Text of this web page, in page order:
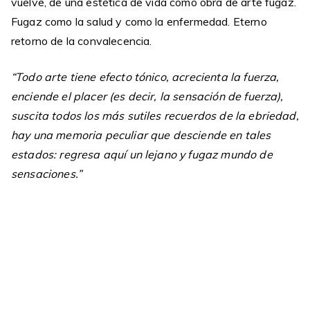
Fugaz como la salud y como la enfermedad. Eterno
retorno de la convalecencia.
“Todo arte tiene efecto tónico, acrecienta la fuerza,
enciende el placer (es decir, la sensación de fuerza),
suscita todos los más sutiles recuerdos de la ebriedad,
hay una memoria peculiar que desciende en tales
estados: regresa aquí un lejano y fugaz mundo de
sensaciones.”